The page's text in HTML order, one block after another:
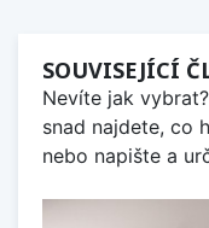
SOUVISEJÍCÍ
Nevíte jak
snad najdete, co
nebo napište a